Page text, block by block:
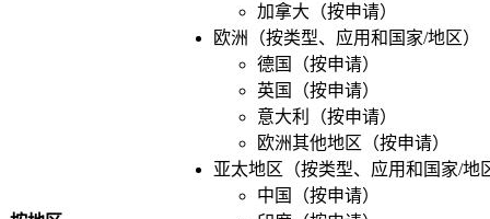
加拿大（按申请）
欧洲（按类型、应用和国家/地区）
德国（按申请）
英国（按申请）
意大利（按申请）
欧洲其他地区（按申请）
亚太地区（按类型、应用和国家/地
中国（按申请）